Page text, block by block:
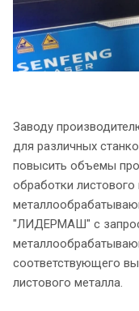
Заводу
для различных
повысить объемы
обработки
"ЛИДЕРМАШ" с
соответствующего
листового металла.